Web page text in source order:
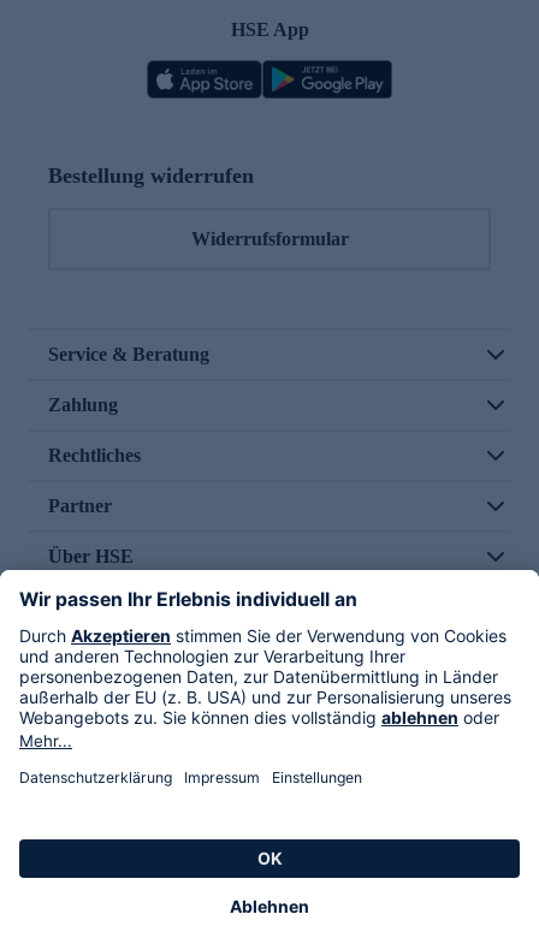
HSE App
Bestellung widerrufen
Widerrufsformular
Service & Beratung
Zahlung
Rechtliches
Partner
Über HSE
Im TV
HSE International